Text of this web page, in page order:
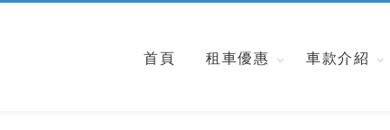
首頁 租車優惠 車款介紹